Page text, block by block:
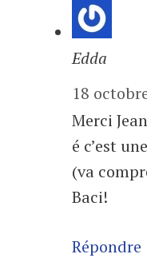
Edda
18
Merci
é c’est
(va
Baci!
Répondre